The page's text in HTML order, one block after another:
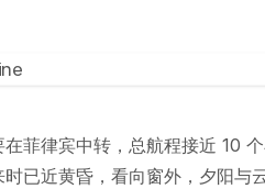
菲律宾中转，总航程接近 10
已近黄昏，看向窗外，夕阳与